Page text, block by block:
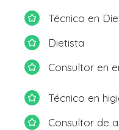
Técnico en
Dietista
Consultor en
Técnico en
Consultor de